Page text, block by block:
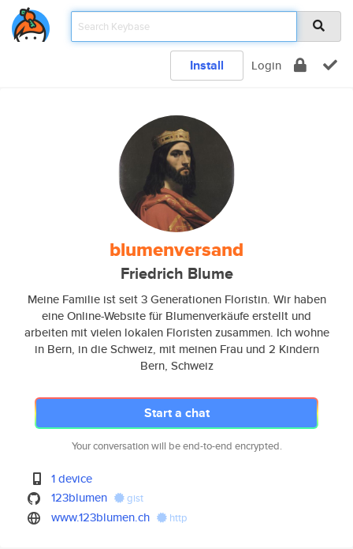
Install Login
blumenversand
Friedrich Blume
Meine Familie ist seit 3 Generationen Floristin. Wir haben
eine Online-Website für Blumenverkäufe erstellt und
arbeiten mit vielen lokalen Floristen zusammen. Ich wohne
in Bern, in die Schweiz, mit meinen Frau und 2 Kindern
Bern, Schweiz
Start a chat
Your conversation will be end-to-end encrypted.
1 device
123blumen
gist
www.123blumen.ch http